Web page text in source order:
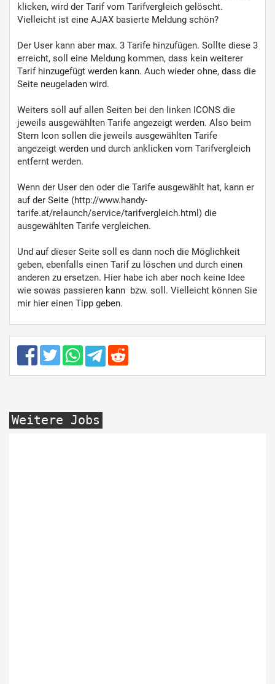
klicken, wird der Tarif vom Tarifvergleich gelöscht.
Vielleicht ist eine AJAX basierte Meldung schön?
Der User kann aber max. 3 Tarife hinzufügen. Sollte diese 3
erreicht, soll eine Meldung kommen, dass kein weiterer
Tarif hinzugefügt werden kann. Auch wieder ohne, dass die
Seite neugeladen wird.
Weiters soll auf allen Seiten bei den linken ICONS die
jeweils ausgewählten Tarife angezeigt werden. Also beim
Stern Icon sollen die jeweils ausgewählten Tarife
angezeigt werden und durch anklicken vom Tarifvergleich
entfernt werden.
Wenn der User den oder die Tarife ausgewählt hat, kann er
auf der Seite (http://www.handy-
tarife.at/relaunch/service/tarifvergleich.html) die
ausgewählten Tarife vergleichen.
Und auf dieser Seite soll es dann noch die Möglichkeit
geben, ebenfalls einen Tarif zu löschen und durch einen
anderen zu ersetzen. Hier habe ich aber noch keine Idee
wie sowas passieren kann bzw. soll. Vielleicht können Sie
mir hier einen Tipp geben.
Weitere Jobs